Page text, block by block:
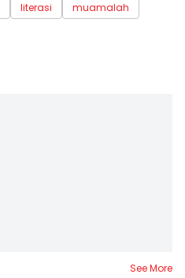
literasi muamalah
See More